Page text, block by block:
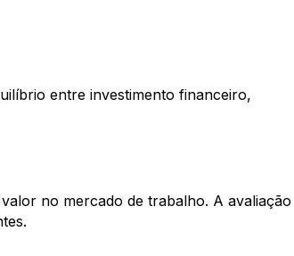
entre investimento financeiro,
no mercado de trabalho. A avaliação